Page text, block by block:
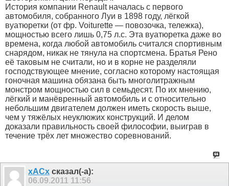
История компании Renault началась с первого
автомобиля, собранного Луи в 1898 году, лёгкой
вуатюретки (от фр. Voiturette — повозочка, тележка),
мощностью всего лишь 0,75 л.с. Эта вуатюретка даже во
времена, когда любой автомобиль считался спортивным
снарядом, никак не тянула на спортсмена. Братья Рено
её таковым не считали, но и в корне не разделяли
господствующее мнение, согласно которому настоящая
гоночная машина обязана быть многолитражным
монстром мощностью сил в семьдесят. По их мнению,
лёгкий и манёвренный автомобиль и с относительно
небольшим двигателем должен иметь скорость выше,
чем у тяжёлых неуклюжих конструкций. И делом
доказали правильность своей философии, выиграв в
течение трёх лет множество соревнований.
xACx сказал(-а):
06.09.2011 11:56